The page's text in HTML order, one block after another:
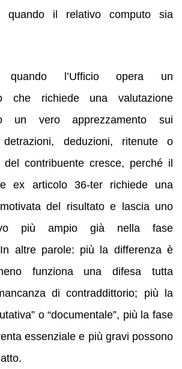
quando il relativo computo sia
quando l’Ufficio opera un
che richiede una valutazione
un vero apprezzamento sui
deduzioni, ritenute o
contribuente cresce, perché il
ex articolo 36-ter richiede una
del risultato e lascia uno
più ampio già nella fase
altre parole: più la differenza è
funziona una difesa tutta
di contraddittorio; più la
o “documentale”, più la fase
essenziale e più gravi possono